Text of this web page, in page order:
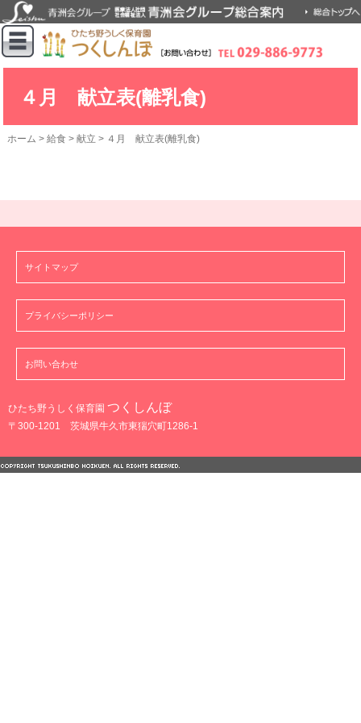
４月 献立表(離乳食)
ホーム >給食 >献立 > ４月 献立表(離乳食)
サイトマップ
プライバシーポリシー
お問い合わせ
ひたち野うしく保育園 つくしんぼ
〒300-1201 茨城県牛久市東猯穴町1286-1